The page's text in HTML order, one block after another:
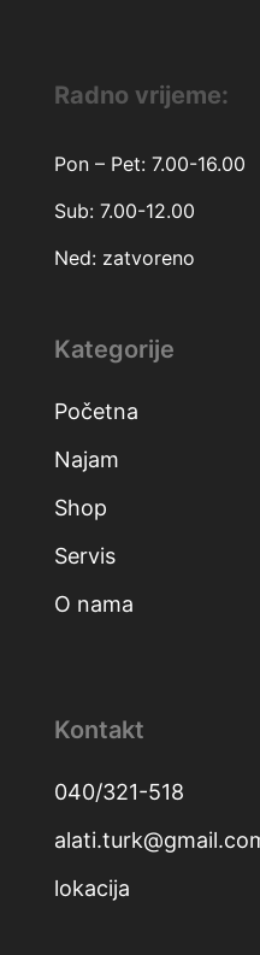
Radno vrijeme:
Pon – Pet: 7.00-16.00
Sub: 7.00-12.00
Ned: zatvoreno
Kategorije
Početna
Najam
Shop
Servis
O nama
Kontakt
040/321-518
lokacija